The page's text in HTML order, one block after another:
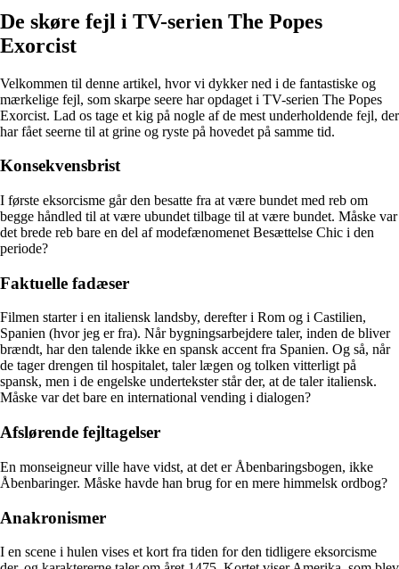
De skøre fejl i TV-serien The Popes
Exorcist
Velkommen til denne artikel, hvor vi dykker ned i de fantastiske og
mærkelige fejl, som skarpe seere har opdaget i TV-serien The Popes
Exorcist. Lad os tage et kig på nogle af de mest underholdende fejl, der
har fået seerne til at grine og ryste på hovedet på samme tid.
Konsekvensbrist
I første eksorcisme går den besatte fra at være bundet med reb om
begge håndled til at være ubundet tilbage til at være bundet. Måske var
det brede reb bare en del af modefænomenet Besættelse Chic i den
periode?
Faktuelle fadæser
Filmen starter i en italiensk landsby, derefter i Rom og i Castilien,
Spanien (hvor jeg er fra). Når bygningsarbejdere taler, inden de bliver
brændt, har den talende ikke en spansk accent fra Spanien. Og så, når
de tager drengen til hospitalet, taler lægen og tolken vitterligt på
spansk, men i de engelske undertekster står der, at de taler italiensk.
Måske var det bare en international vending i dialogen?
Afslørende fejltagelser
En monseigneur ville have vidst, at det er Åbenbaringsbogen, ikke
Åbenbaringer. Måske havde han brug for en mere himmelsk ordbog?
Anakronismer
I en scene i hulen vises et kort fra tiden for den tidligere eksorcisme